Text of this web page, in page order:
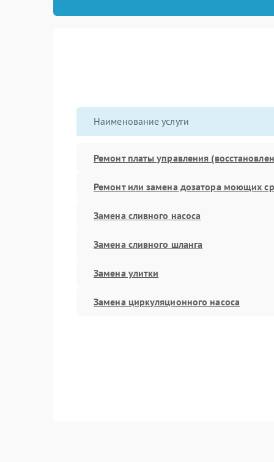
Наименование услуги
Ремонт платы управления
Ремонт или замена дозатора моющих
Замена сливного насоса
Замена сливного шланга
Замена улитки
Замена циркуляционного насоса